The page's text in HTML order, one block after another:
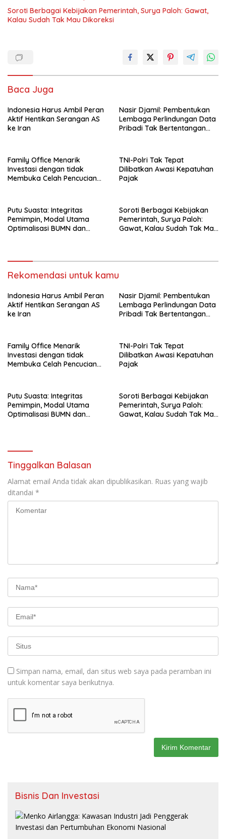
Soroti Berbagai Kebijakan Pemerintah, Surya Paloh: Gawat,
Kalau Sudah Tak Mau Dikoreksi
Baca Juga
Indonesia Harus Ambil Peran
Aktif Hentikan Serangan AS
ke Iran
Nasir Djamil: Pembentukan
Lembaga Perlindungan Data
Pribadi Tak Bertentangan
Family Office Menarik
Investasi dengan tidak
Membuka Celah Pencucian
TNI-Polri Tak Tepat
Dilibatkan Awasi Kepatuhan
Pajak
Putu Suasta: Integritas
Pemimpin, Modal Utama
Optimalisasi BUMN dan
Soroti Berbagai Kebijakan
Pemerintah, Surya Paloh:
Gawat, Kalau Sudah Tak Mau
Rekomendasi untuk kamu
Indonesia Harus Ambil Peran
Aktif Hentikan Serangan AS
ke Iran
Nasir Djamil: Pembentukan
Lembaga Perlindungan Data
Pribadi Tak Bertentangan
Family Office Menarik
Investasi dengan tidak
Membuka Celah Pencucian
TNI-Polri Tak Tepat
Dilibatkan Awasi Kepatuhan
Pajak
Putu Suasta: Integritas
Pemimpin, Modal Utama
Optimalisasi BUMN dan
Soroti Berbagai Kebijakan
Pemerintah, Surya Paloh:
Gawat, Kalau Sudah Tak Mau
Tinggalkan Balasan
Alamat email Anda tidak akan dipublikasikan. Ruas yang wajib
ditandai *
Simpan nama, email, dan situs web saya pada peramban ini
untuk komentar saya berikutnya.
Bisnis Dan Investasi